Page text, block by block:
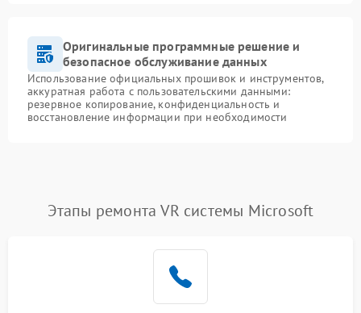
Оригинальные программные решение и
безопасное обслуживание данных
Использование официальных прошивок и инструментов,
аккуратная работа с пользовательскими данными:
резервное копирование, конфиденциальность и
восстановление информации при необходимости
Этапы ремонта VR системы Microsoft